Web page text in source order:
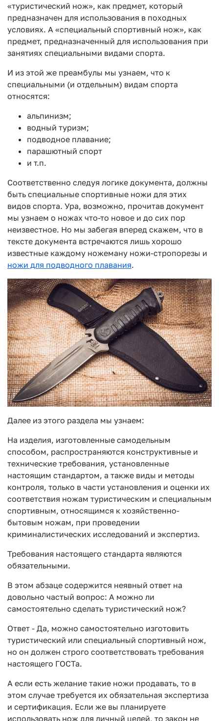
«туристический нож», как предмет, который
предназначен для использования в походных
условиях. А «специальный спортивный нож», как
предмет, предназначенный для использования при
занятиях специальными видами спорта.
И из этой же преамбулы мы узнаем, что к
специальными (и отдельным) видам спорта
относятся:
альпинизм;
водный туризм;
подводное плавание;
парашютный спорт
и т.п.
Соответственно следуя логике документа, должны
быть специальные спортивные ножи для этих
видов спорта. Ура, возможно, прочитав документ
мы узнаем о ножах что-то новое и до сих пор
неизвестное. Но мы забегая вперед скажем, что в
тексте документа встречаются лишь хорошо
известные каждому ножеману ножи-стропорезы и
ножи для подводного плавания.
Далее из этого раздела мы узнаем:
На изделия, изготовленные самодельным
способом, распространяются конструктивные и
технические требования, установленные
настоящим стандартом, а также виды и методы
контроля, только в части установления и оценки их
соответствия ножам туристическим и специальным
спортивным, относящимся к хозяйственно-
бытовым ножам, при проведении
криминалистических исследований и экспертиз.
Требования настоящего стандарта являются
обязательными.
В этом абзаце содержится неявный ответ на
довольно частый вопрос: А можно ли
самостоятельно сделать туристический нож?
Ответ - Да, можно самостоятельно изготовить
туристический или специальный спортивный нож,
но он должен строго соответствовать требования
настоящего ГОСТа.
А если есть желание такие ножи продавать, то в
этом случае требуется их обязательная экспертиза
и сертификация. Если же вы планируете
использовать нож для личный целей, то закон не